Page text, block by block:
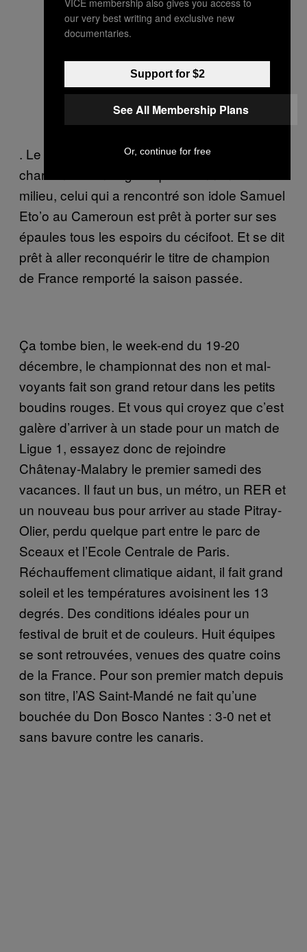
. Le vocabulaire des joueurs pros, un
charisme et un bagout qui détonnent dans le
milieu, celui qui a rencontré son idole Samuel
Eto’o au Cameroun est prêt à porter sur ses
épaules tous les espoirs du cécifoot. Et se dit
prêt à aller reconquérir le titre de champion
de France remporté la saison passée.
Ça tombe bien, le week-end du 19-20
décembre, le championnat des non et mal-
voyants fait son grand retour dans les petits
boudins rouges. Et vous qui croyez que c’est
galère d’arriver à un stade pour un match de
Ligue 1, essayez donc de rejoindre
Châtenay-Malabry le premier samedi des
vacances. Il faut un bus, un métro, un RER et
un nouveau bus pour arriver au stade Pitray-
Olier, perdu quelque part entre le parc de
Sceaux et l’Ecole Centrale de Paris.
Réchauffement climatique aidant, il fait grand
soleil et les températures avoisinent les 13
degrés. Des conditions idéales pour un
festival de bruit et de couleurs. Huit équipes
se sont retrouvées, venues des quatre coins
de la France. Pour son premier match depuis
son titre, l’AS Saint-Mandé ne fait qu’une
bouchée du Don Bosco Nantes : 3-0 net et
sans bavure contre les canaris.
our very best writing and exclusive new
documentaries.
Support for $2
See All Membership Plans
Or, continue for free